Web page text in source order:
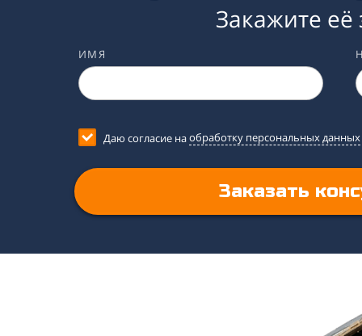
Закажите её
ИМЯ
Даю согласие наобработку персональных данных
Заказать